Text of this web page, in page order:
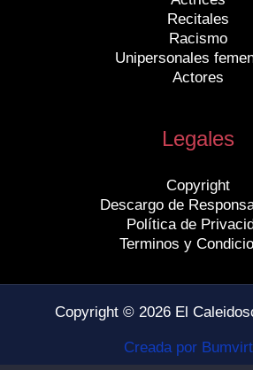
Recitales
Racismo
Unipersonales
Actores
Legales
Copyright
Descargo de
Política de
Terminos y
Copyright © 2026 El
Creada por